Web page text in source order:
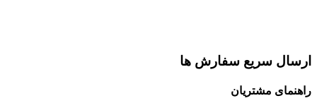
ارسال سریع سفارش ها
راهنمای مشتریان